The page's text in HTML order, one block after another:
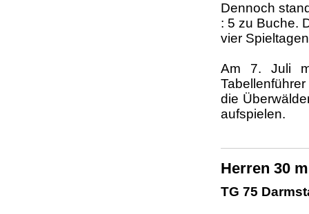
Dennoch
: 5 zu Buche.
vier
Am 7. Juli
die
aufspielen.
Herren 30
TG 75